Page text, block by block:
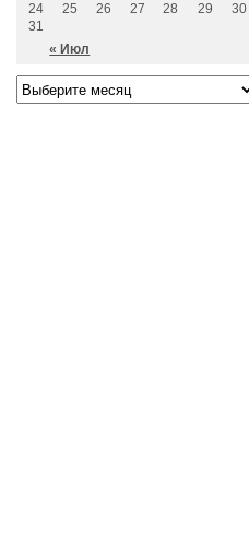
« Июл
24
25 26 27 28 29
30
31